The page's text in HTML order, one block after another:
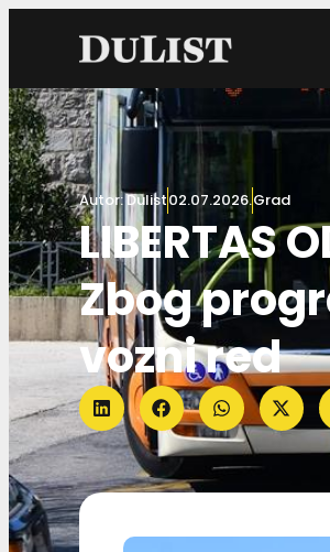
Autor:Dulist02.07.2026.Grad
LIBERTAS
Zbog
vozni red